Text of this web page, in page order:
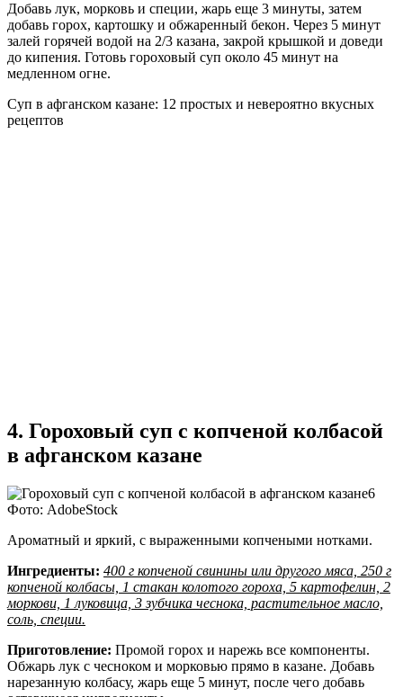
Добавь лук, морковь и специи, жарь еще 3 минуты, затем
добавь горох, картошку и обжаренный бекон. Через 5 минут
залей горячей водой на 2/3 казана, закрой крышкой и доведи
до кипения. Готовь гороховый суп около 45 минут на
медленном огне.
Суп в афганском казане: 12 простых и невероятно вкусных
рецептов
4. Гороховый суп с копченой колбасой
в афганском казане
Фото: AdobeStock
Ароматный и яркий, с выраженными копчеными нотками.
Ингредиенты: 400 г копченой свинины или другого мяса, 250 г
копченой колбасы, 1 стакан колотого гороха, 5 картофелин, 2
моркови, 1 луковица, 3 зубчика чеснока, растительное масло,
соль, специи.
Приготовление: Промой горох и нарежь все компоненты.
Обжарь лук с чесноком и морковью прямо в казане. Добавь
нарезанную колбасу, жарь еще 5 минут, после чего добавь